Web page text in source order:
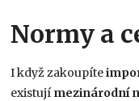
Normy a
I když zakoupíte
existují mezinárodní